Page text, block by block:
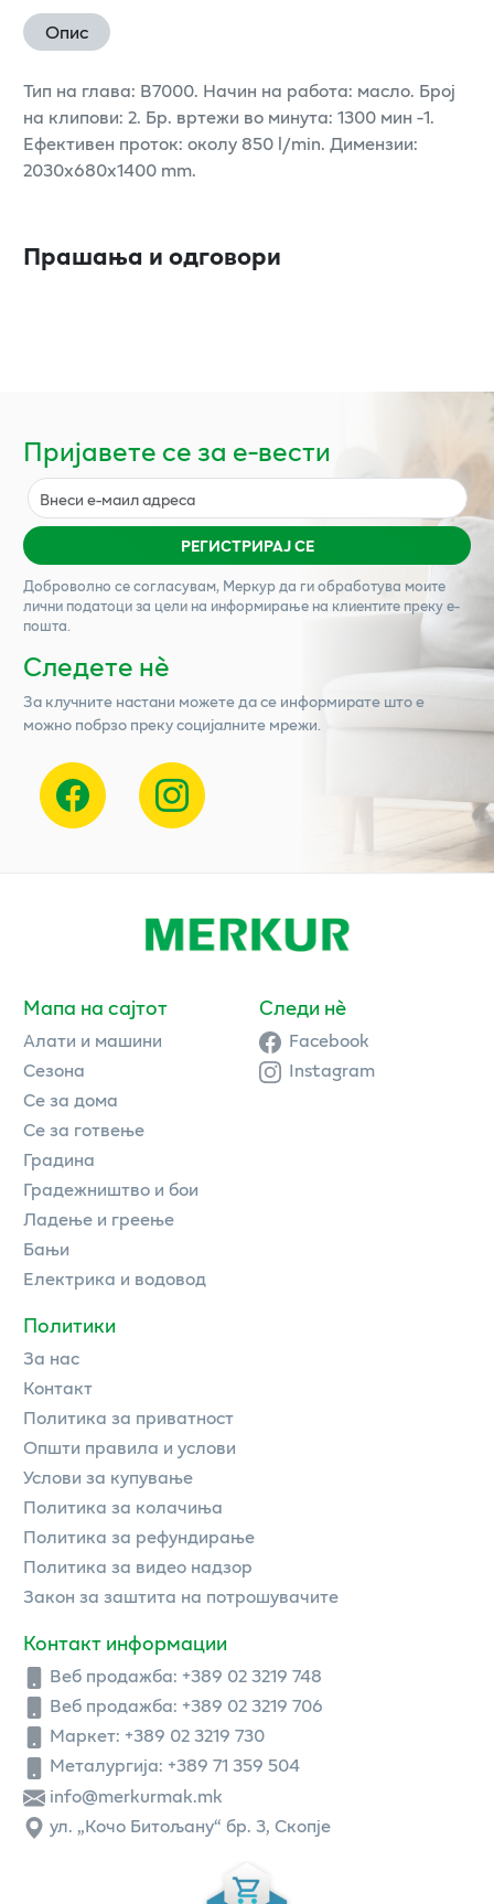
Опис
Тип на глава: B7000. Начин на работа: масло. Број
на клипови: 2. Бр. вртежи во минута: 1300 мин -1.
Ефективен проток: околу 850 l/min. Димензии:
2030x680x1400 mm.
Прашања и одговори
Пријавете се за е-вести
РЕГИСТРИРАЈ СЕ
Доброволно се согласувам, Меркурда ги обработува моите
лични податоци за цели на информирање на клиентите преку е-
пошта.
Следете нѐ
За клучните настани можете да се информирате што е
можно побрзо преку социјалните мрежи.
Мапа на сајтот
Алати и машини
Сезона
Се за дома
Се за готвење
Градина
Градежништво и бои
Ладење и греење
Бањи
Електрика и водовод
Политики
За нас
Контакт
Политика за приватност
Општи правила и услови
Услови за купување
Политика за колачиња
Политика за рефундирање
Политика за видео надзор
Закон за заштита на потрошувачите
Контакт информации
Веб продажба: +389 02 3219 748
Веб продажба: +389 02 3219 706
Маркет: +389 02 3219 730
Металургија: +389 71 359 504
info@merkurmak.mk
ул. „Кочо Битољану“ бр. 3, Скопје
Следи нè
Facebook
Instagram